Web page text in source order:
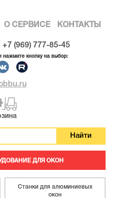
О СЕРВИСЕ КОНТАКТЫ
+7 (969) 777-85-45
нажмите кнопку на выбор:
ДЛЯ ОКОН
Станки для алюминиевых
окон